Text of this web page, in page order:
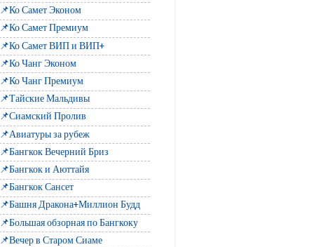
📌Ко Самет Эконом
📌Ко Самет Премиум
📌Ко Самет ВИП и ВИП+
📌Ко Чанг Эконом
📌Ко Чанг Премиум
📌Тайские Мальдивы
📌Сиамский Пролив
📌Авиатуры за рубеж
📌Бангкок Вечерний Бриз
📌Бангкок и Аюттайя
📌Бангкок Сансет
📌Башня Дракона+Миллион Будд
📌Большая обзорная по Бангкоку
📌Вечер в Старом Сиаме